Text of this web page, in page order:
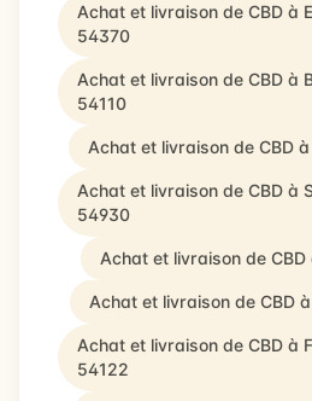
Achat et livraison de CBD à
54370
Achat et livraison de CBD à
54110
Achat et livraison de CBD
Achat et livraison de CBD à
54930
Achat et livraison de
Achat et livraison de CBD
Achat et livraison de CBD à
54122